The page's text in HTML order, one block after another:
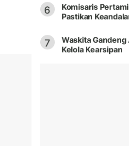
6
Komisaris
Pastikan
7
Waskita Gandeng
Kelola Kearsipan